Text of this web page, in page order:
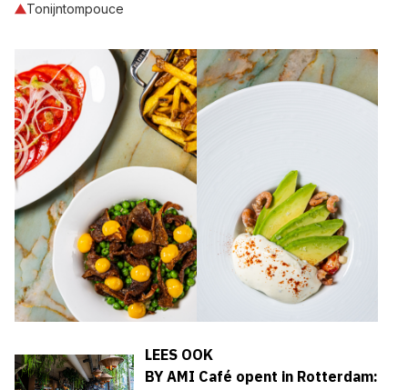
Tonijntompouce
LEES OOK
BY AMI Café opent in Rotterdam: